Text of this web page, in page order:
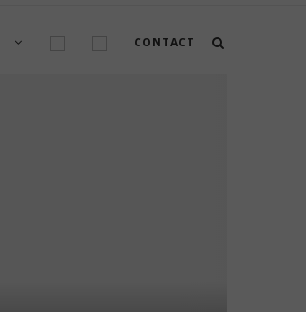
CONTACT